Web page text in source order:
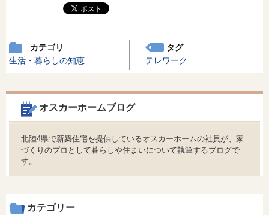
カテゴリ
生活・暮らしの知恵
タグ
テレワーク
オスカーホームブログ
北陸4県で新築住宅を提供しているオスカーホームの社員が、家
づくりのプロとして暮らしや住まいについて執筆するブログで
す。
カテゴリー